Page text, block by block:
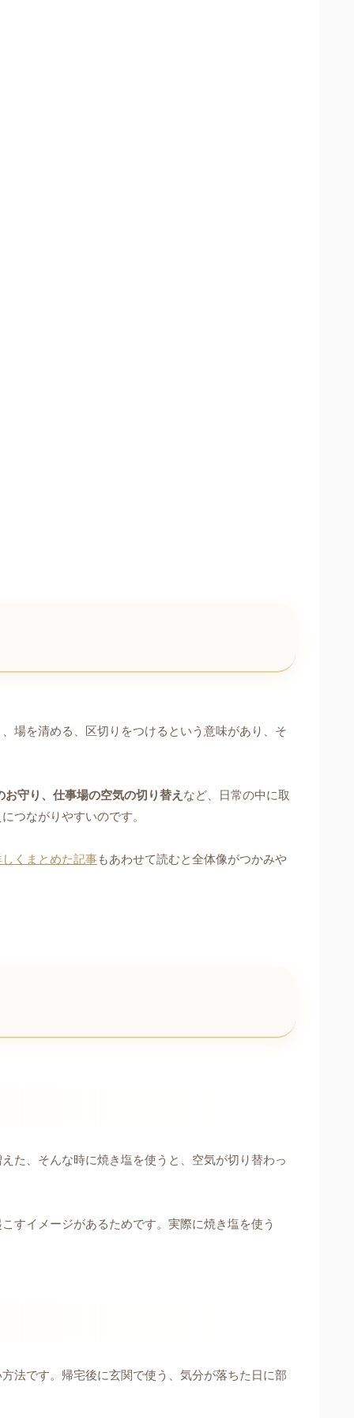
場を清める、区切りをつけるという意味があり、そ
守り、仕事場の空気の切り替え など、日常の中に取
つながりやすいのです。
くまとめた記事もあわせて読むと全体像がつかみや
た、そんな時に焼き塩を使うと、空気が切り替わっ
すイメージがあるためです。実際に焼き塩を使う
法です。帰宅後に玄関で使う、気分が落ちた日に部